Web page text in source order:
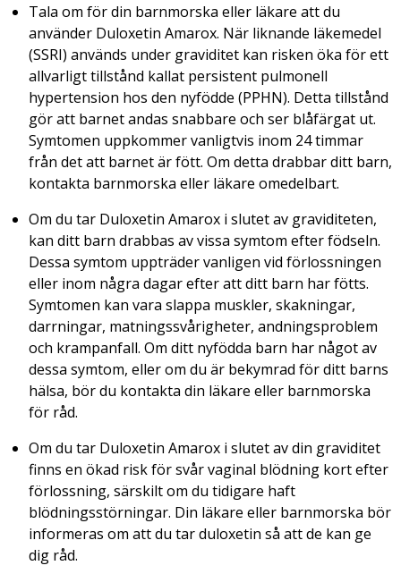
Tala om för din barnmorska eller läkare att du
använder Duloxetin Amarox. När liknande läkemedel
(SSRI) används under graviditet kan risken öka för ett
allvarligt tillstånd kallat persistent pulmonell
hypertension hos den nyfödde (PPHN). Detta tillstånd
gör att barnet andas snabbare och ser blåfärgat ut.
Symtomen uppkommer vanligtvis inom 24 timmar
från det att barnet är fött. Om detta drabbar ditt barn,
kontakta barnmorska eller läkare omedelbart.
Om du tar Duloxetin Amarox i slutet av graviditeten,
kan ditt barn drabbas av vissa symtom efter födseln.
Dessa symtom uppträder vanligen vid förlossningen
eller inom några dagar efter att ditt barn har fötts.
Symtomen kan vara slappa muskler, skakningar,
darrningar, matningssvårigheter, andningsproblem
och krampanfall. Om ditt nyfödda barn har något av
dessa symtom, eller om du är bekymrad för ditt barns
hälsa, bör du kontakta din läkare eller barnmorska
för råd.
Om du tar Duloxetin Amarox i slutet av din graviditet
finns en ökad risk för svår vaginal blödning kort efter
förlossning, särskilt om du tidigare haft
blödningsstörningar. Din läkare eller barnmorska bör
informeras om att du tar duloxetin så att de kan ge
dig råd.